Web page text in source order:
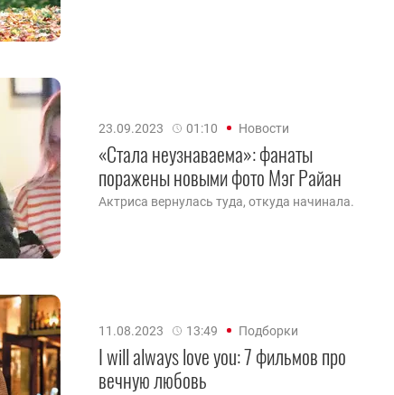
23.09.2023 01:10 Новости
«Стала неузнаваема»: фанаты
поражены новыми фото Мэг Райан
Актриса вернулась туда, откуда начинала.
11.08.2023 13:49 Подборки
I will always love you: 7 фильмов про
вечную любовь